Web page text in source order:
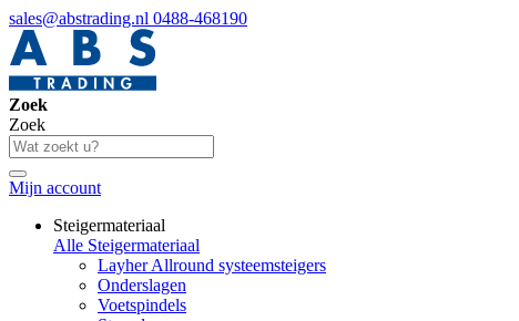
sales@abstrading.nl 0488-468190
Zoek
Zoek
Mijn account
Steigermateriaal
Alle Steigermateriaal
Layher Allround systeemsteigers
Onderslagen
Voetspindels